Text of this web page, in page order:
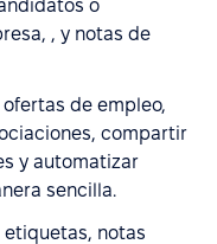
o
, y notas de
de empleo,
compartir
y automatizar
sencilla.
etiquetas, notas